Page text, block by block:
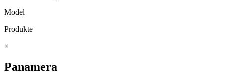
Model
Produkte
×
Panamera